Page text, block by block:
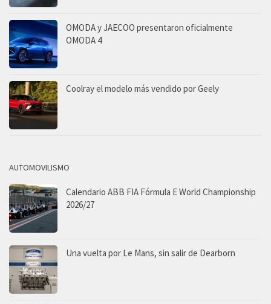
OMODA y JAECOO presentaron oficialmente
OMODA 4
Coolray el modelo más vendido por Geely
AUTOMOVILISMO
Calendario ABB FIA Fórmula E World Championship
2026/27
Una vuelta por Le Mans, sin salir de Dearborn